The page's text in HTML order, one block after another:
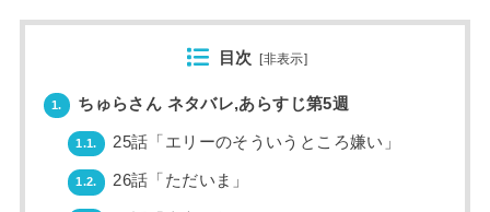
目次 [非表示]
1. ちゅらさん ネタバレ,あらすじ第5週
1.1. 25話「エリーのそういうところ嫌い」
1.2. 26話「ただいま」